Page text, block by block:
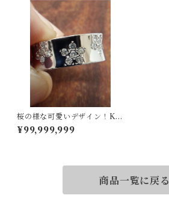
桜の様な可愛いデザイン！K1
8WGダイヤリング 10号
¥99,999,999
商品一覧に戻る